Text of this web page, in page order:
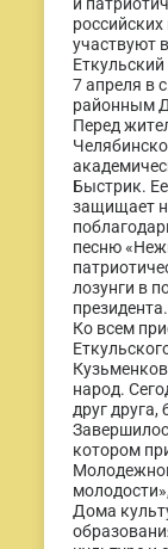
и
участвуют
7 апреля в
районным
Перед
Быстрик.
защищает
песню
лозунги в
президента.
Ко всем
народ.
друг
котором
Дома